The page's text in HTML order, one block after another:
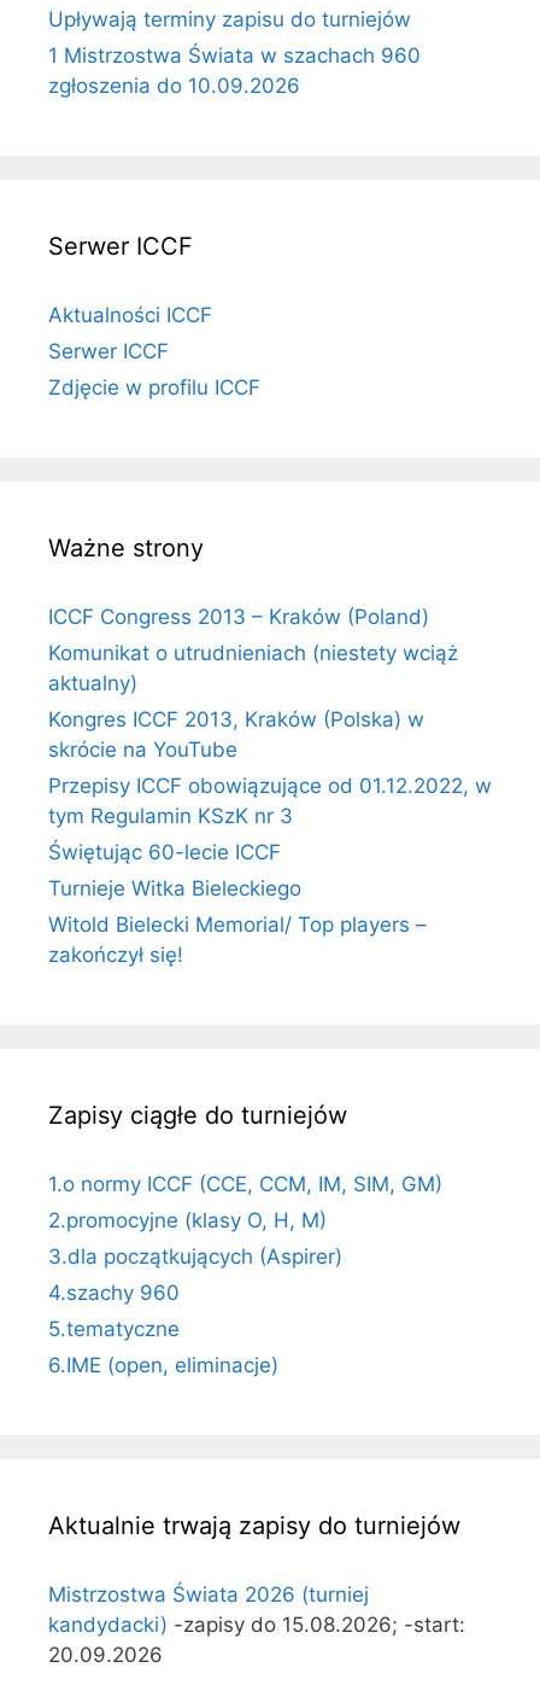
Upływają terminy zapisu do turniejów
1 Mistrzostwa Świata w szachach 960
zgłoszenia do 10.09.2026
Serwer ICCF
Aktualności ICCF
Serwer ICCF
Zdjęcie w profilu ICCF
Ważne strony
ICCF Congress 2013 – Kraków (Poland)
Komunikat o utrudnieniach (niestety wciąż
aktualny)
Kongres ICCF 2013, Kraków (Polska) w
skrócie na YouTube
Przepisy ICCF obowiązujące od 01.12.2022, w
tym Regulamin KSzK nr 3
Świętując 60-lecie ICCF
Turnieje Witka Bieleckiego
Witold Bielecki Memorial/ Top players –
zakończył się!
Zapisy ciągłe do turniejów
1.o normy ICCF (CCE, CCM, IM, SIM, GM)
2.promocyjne (klasy O, H, M)
3.dla początkujących (Aspirer)
4.szachy 960
5.tematyczne
6.IME (open, eliminacje)
Aktualnie trwają zapisy do turniejów
Mistrzostwa Świata 2026 (turniej
kandydacki) -zapisy do 15.08.2026; -start:
20.09.2026